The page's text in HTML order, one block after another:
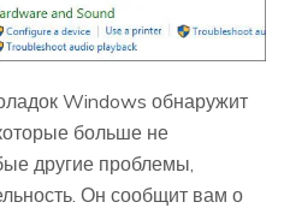
Windows обнаружит
больше не
другие проблемы,
Он сообщит вам о